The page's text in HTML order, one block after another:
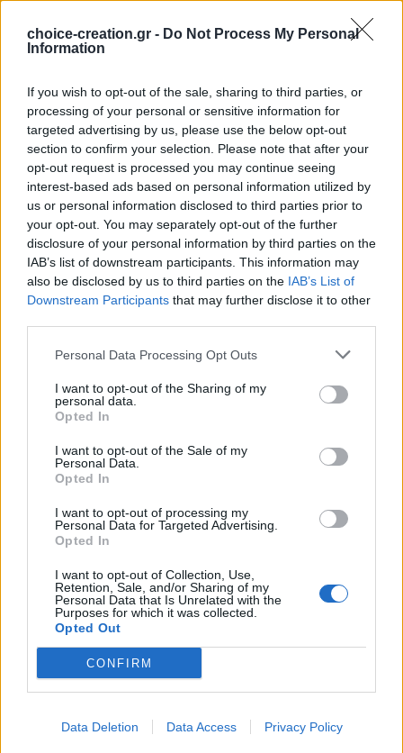
choice-creation.gr - Do Not Process My Personal
Information
If you wish to opt-out of the sale, sharing to third parties, or
processing of your personal or sensitive information for
targeted advertising by us, please use the below opt-out
section to confirm your selection. Please note that after your
opt-out request is processed you may continue seeing
interest-based ads based on personal information utilized by
us or personal information disclosed to third parties prior to
your opt-out. You may separately opt-out of the further
disclosure of your personal information by third parties on the
IAB’s list of downstream participants. This information may
also be disclosed by us to third parties on the IAB’s List of
Downstream Participants that may further disclose it to other
Personal Data Processing Opt Outs
I want to opt-out of the Sharing of my
personal data.
Opted In
I want to opt-out of the Sale of my
Personal Data.
Opted In
I want to opt-out of processing my
Personal Data for Targeted Advertising.
Opted In
I want to opt-out of Collection, Use,
Retention, Sale, and/or Sharing of my
Personal Data that Is Unrelated with the
Purposes for which it was collected.
Opted Out
CONFIRM
Data Deletion Data Access Privacy Policy
Προσθήκη στο καλάθι
Χειροποίητο μακραμέ βραχιόλι μπάρες
Διαθέσιμα Χρώματα: 29
Βραχιόλια
Κωδικός:brac-169b
Σύνδεση για να δείτε τις τιμές
ΧΡΏΜΑ
Χειροποίητο μακραμέ κολιέ